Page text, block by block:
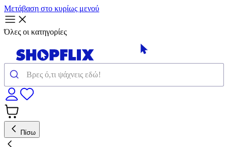
Μετάβαση στο κυρίως μενού
Όλες οι κατηγορίες
Πίσω